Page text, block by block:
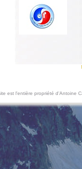
est l'entière propriété d'Antoine